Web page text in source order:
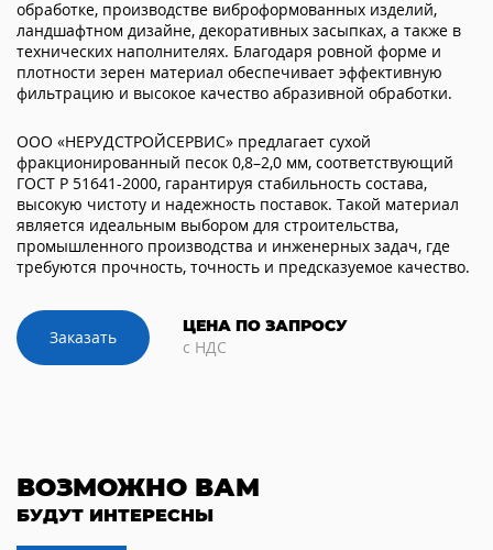
обработке, производстве виброформованных изделий,
ландшафтном дизайне, декоративных засыпках, а также в
технических наполнителях. Благодаря ровной форме и
плотности зерен материал обеспечивает эффективную
фильтрацию и высокое качество абразивной обработки.
ООО «НЕРУДСТРОЙСЕРВИС» предлагает сухой
фракционированный песок 0,8–2,0 мм, соответствующий
ГОСТ Р 51641-2000, гарантируя стабильность состава,
высокую чистоту и надежность поставок. Такой материал
является идеальным выбором для строительства,
промышленного производства и инженерных задач, где
требуются прочность, точность и предсказуемое качество.
Заказать
ЦЕНА ПО ЗАПРОСУ
с НДС
ВОЗМОЖНО ВАМ
БУДУТ ИНТЕРЕСНЫ